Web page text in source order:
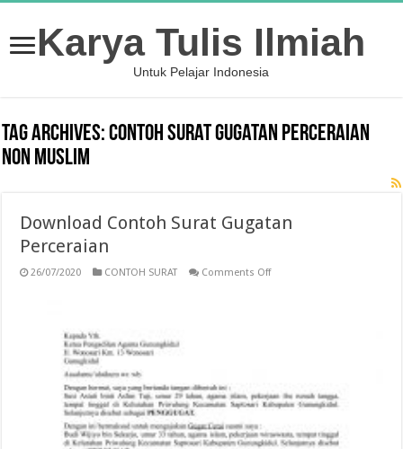
Karya Tulis Ilmiah
Untuk Pelajar Indonesia
Tag Archives:contoh surat gugatan perceraian
non muslim
Download Contoh Surat Gugatan
Perceraian
26/07/2020 CONTOH SURAT Comments Offon